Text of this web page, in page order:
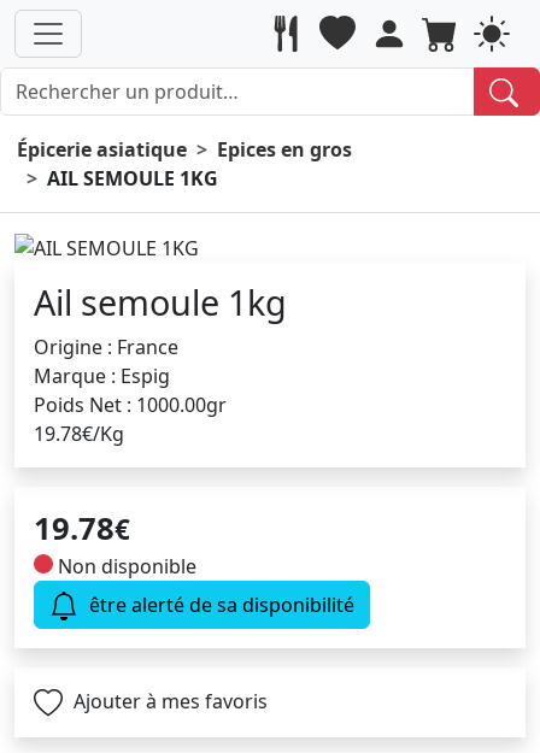
Épicerie asiatique
Epices en gros
AIL SEMOULE 1KG
Ail semoule 1kg
Origine : France
Marque : Espig
Poids Net : 1000.00gr
19.78€/Kg
19.78€
Non disponible
être alerté de sa disponibilité
Ajouter à mes favoris